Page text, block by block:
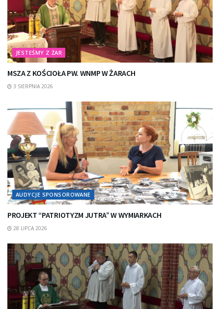
JESTEŚMY Z ŻAR
MSZA Z KOŚCIOŁA PW. WNMP W ŻARACH
3 SIERPNIA 2026
AUDYCJE SPONSOROWANE
PROJEKT “PATRIOTYZM JUTRA” W WYMIARKACH
28 LIPCA 2026